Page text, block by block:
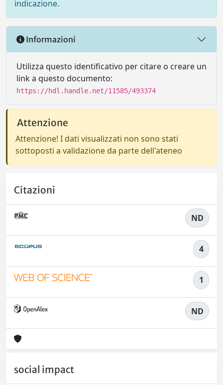
indicazione.
Informazioni
Utilizza questo identificativo per citare o creare un
link a questo documento:
https://hdl.handle.net/11585/493374
Attenzione
Attenzione! I dati visualizzati non sono stati
sottoposti a validazione da parte dell'ateneo
Citazioni
ND
4
1
ND
social impact